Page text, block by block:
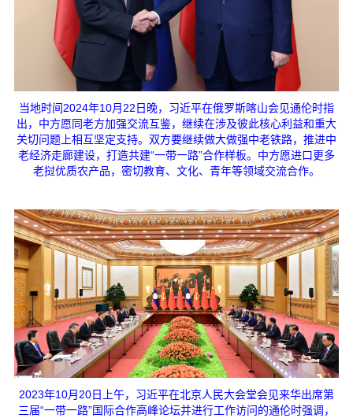
当地时间2024年10月22日晚，习近平在俄罗斯喀山会见通伦时指
出，中方愿同老方加强交流互鉴，继续在涉及彼此核心利益和重大
关切问题上相互坚定支持。双方要继续做大做强中老铁路，推进中
老经济走廊建设，打造共建“一带一路”合作样板。中方愿进口更多
老挝优质农产品，密切教育、文化、青年等领域交流合作。
2023年10月20日上午，习近平在北京人民大会堂会见来华出席第
三届“一带一路”国际合作高峰论坛并进行工作访问的通伦时强调，